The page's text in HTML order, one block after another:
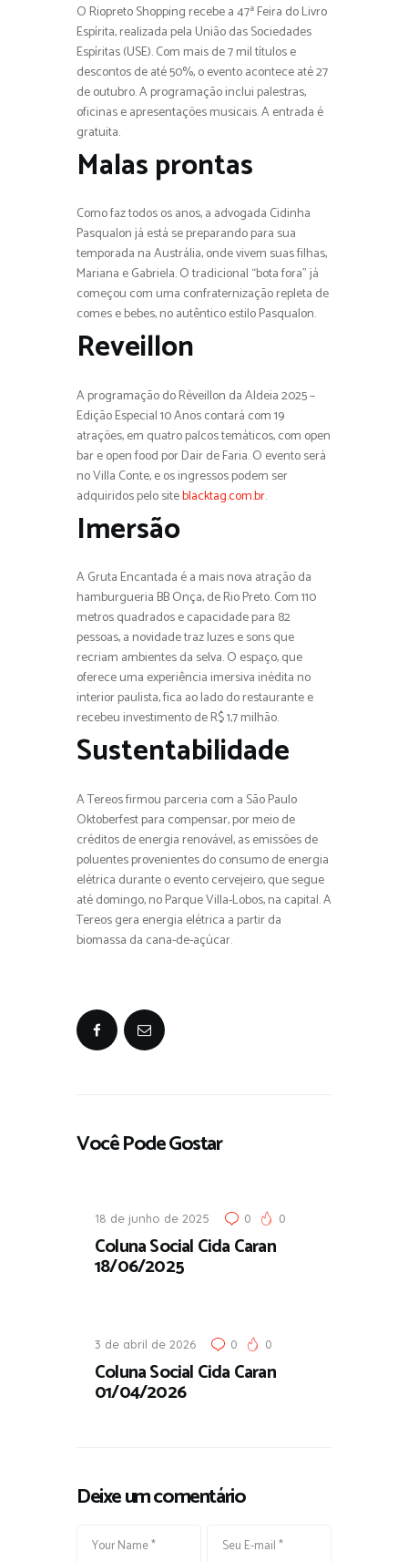
O Riopreto Shopping recebe a 47ª Feira do Livro
Espírita, realizada pela União das Sociedades
Espíritas (USE). Com mais de 7 mil títulos e
descontos de até 50%, o evento acontece até 27
de outubro. A programação inclui palestras,
oficinas e apresentações musicais. A entrada é
gratuita.
Malas prontas
Como faz todos os anos, a advogada Cidinha
Pasqualon já está se preparando para sua
temporada na Austrália, onde vivem suas filhas,
Mariana e Gabriela. O tradicional “bota fora” já
começou com uma confraternização repleta de
comes e bebes, no autêntico estilo Pasqualon.
Reveillon
A programação do Réveillon da Aldeia 2025 –
Edição Especial 10 Anos contará com 19
atrações, em quatro palcos temáticos, com open
bar e open food por Dair de Faria. O evento será
no Villa Conte, e os ingressos podem ser
adquiridos pelo siteblacktag.com.br.
Imersão
A Gruta Encantada é a mais nova atração da
hamburgueria BB Onça, de Rio Preto. Com 110
metros quadrados e capacidade para 82
pessoas, a novidade traz luzes e sons que
recriam ambientes da selva. O espaço, que
oferece uma experiência imersiva inédita no
interior paulista, fica ao lado do restaurante e
recebeu investimento de R$ 1,7 milhão.
Sustentabilidade
A Tereos firmou parceria com a São Paulo
Oktoberfest para compensar, por meio de
créditos de energia renovável, as emissões de
poluentes provenientes do consumo de energia
elétrica durante o evento cervejeiro, que segue
até domingo, no Parque Villa-Lobos, na capital. A
Tereos gera energia elétrica a partir da
biomassa da cana-de-açúcar.
Você Pode Gostar
18 de junho de 2025 0 0
Coluna Social Cida Caran
18/06/2025
3 de abril de 2026 0 0
Coluna Social Cida Caran
01/04/2026
Deixe um comentário